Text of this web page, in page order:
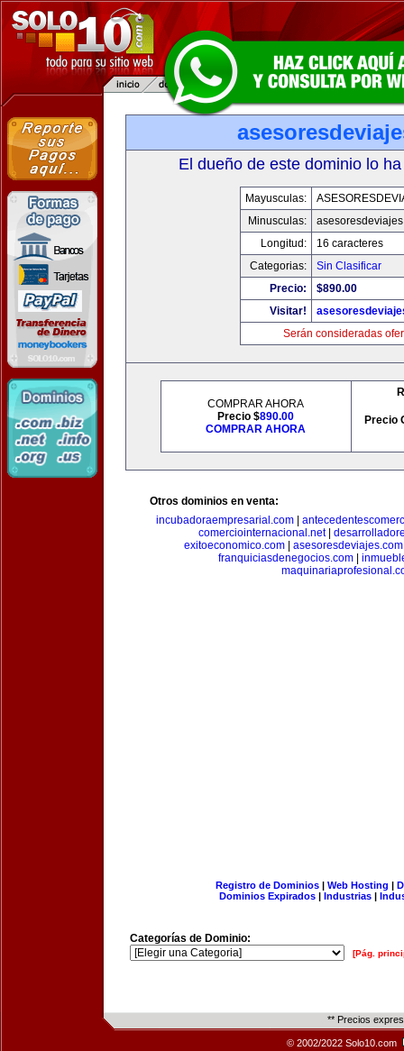
El dueño de este dominio lo
Mayusculas:
Minusculas:
Longitud:
16 caracteres
Categorias:
Sin Clasificar
Precio:
$890.00
Visitar!
Serán consideradas
COMPRAR AHORA
Precio $890.00
COMPRAR AHORA
Precio
Otros dominios en venta:
incubadoraempresarial.com
comerciointernacional.net|
exitoeconomico.com| asesoresdeviajes.com
franquiciasdenegocios.com|
Registro de Dominios| Web Hosting |
Dominios Expirados | Industrias |
Categorías de Dominio:
[Pág.
** Precios
© 2002/2022 Solo10.com